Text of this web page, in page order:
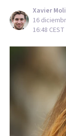
Xavier
16
16:48 CEST